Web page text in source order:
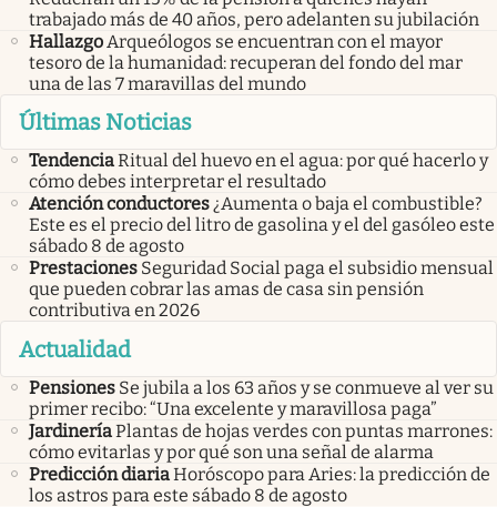
trabajado más de 40 años, pero adelanten su jubilación
HallazgoArqueólogos se encuentran con el mayor
tesoro de la humanidad: recuperan del fondo del mar
una de las 7 maravillas del mundo
Últimas Noticias
TendenciaRitual del huevo en el agua: por qué hacerlo y
cómo debes interpretar el resultado
Atención conductores¿Aumenta o baja el combustible?
Este es el precio del litro de gasolina y el del gasóleo este
sábado 8 de agosto
Prestaciones Seguridad Social paga el subsidio mensual
que pueden cobrar las amas de casa sin pensión
contributiva en 2026
Actualidad
Pensiones Se jubila a los 63 años y se conmueve al ver su
primer recibo: “Una excelente y maravillosa paga”
JardineríaPlantas de hojas verdes con puntas marrones:
cómo evitarlas y por qué son una señal de alarma
Predicción diariaHoróscopo para Aries: la predicción de
los astros para este sábado 8 de agosto